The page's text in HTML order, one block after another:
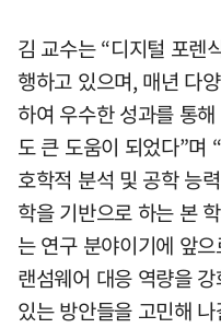
김 교수는 “디지털 포렌
행하고 있으며, 매년 다
하여 우수한 성과를 통
도 큰 도움이 되었다”며
호학적 분석 및 공학 능
학을 기반으로 하는 본
는 연구 분야이기에 앞
랜섬웨어 대응 역량을
있는 방안들을 고민해